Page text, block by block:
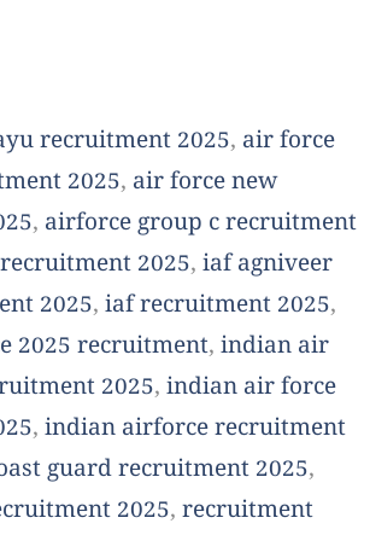
recruitment 2025, air force
2025, air force new
, airforce group c recruitment
2025, iaf agniveer
2025, iaf recruitment 2025,
2025 recruitment, indian air
2025, indian air force
, indian airforce recruitment
guard recruitment 2025,
2025, recruitment